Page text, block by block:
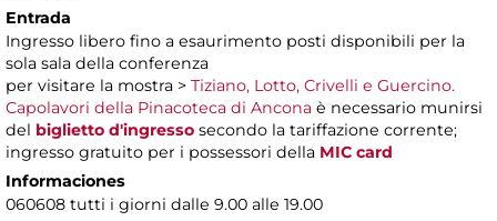
Entrada
Ingresso libero fino a esaurimento posti disponibili per la
sola sala della conferenza
per visitare la mostra > Tiziano, Lotto, Crivelli e Guercino.
Capolavori della Pinacoteca di Ancona è necessario munirsi
del biglietto d'ingresso secondo la tariffazione corrente;
ingresso gratuito per i possessori della MIC card
Informaciones
060608 tutti i giorni dalle 9.00 alle 19.00